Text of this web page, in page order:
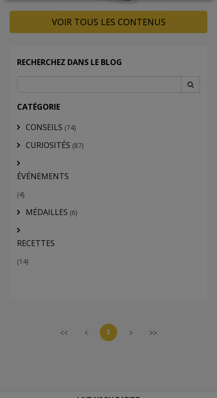
VOIR TOUS LES CONTENUS
RECHERCHEZ DANS LE BLOG
CATÉGORIE
CONSEILS (74)
CURIOSITÉS (87)
ÉVÉNEMENTS
(4)
MÉDAILLES (6)
RECETTES
(14)
<< < 1 > >>